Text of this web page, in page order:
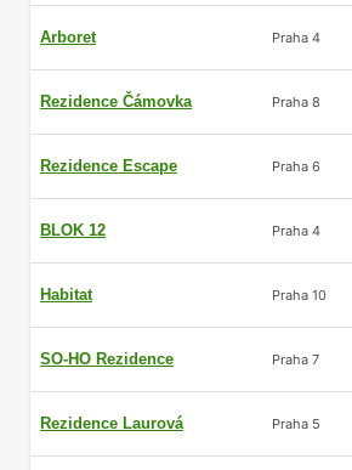
Arboret Praha 4
Rezidence Čámovka Praha 8
Rezidence Escape Praha 6
BLOK 12 Praha 4
Habitat Praha 10
SO-HO Rezidence Praha 7
Rezidence Laurová Praha 5